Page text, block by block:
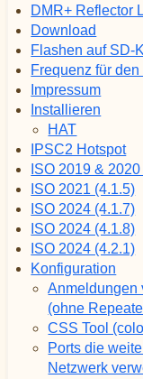
DMR+ Reflector
Download
Flashen auf SD-
Frequenz für
Impressum
Installieren
HAT
IPSC2 Hotspot
ISO 2019 &
ISO 2021 (4.1.5)
ISO 2024 (4.1.7)
ISO 2024 (4.1.8)
ISO 2024 (4.2.1)
Konfiguration
Anmeldungen
(ohne
CSS Tool
Ports die
Netzwerk